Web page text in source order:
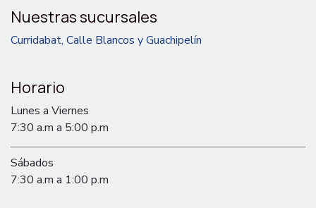
Nuestras sucursales
Curridabat, Calle Blancos y Guachipelín
Horario
Lunes a Viernes
7:30 a.m a 5:00 p.m
Sábados
7:30 a.m a 1:00 p.m